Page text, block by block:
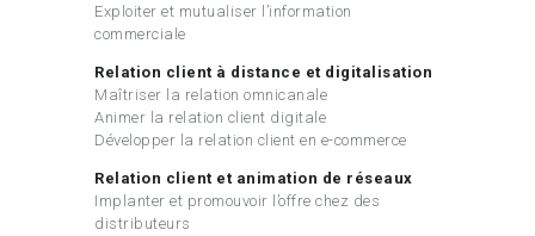
Exploiter et mutualiser l’information
commerciale
Relation client à distance et digitalisation
Maîtriser la relation omnicanale
Animer la relation client digitale
Développer la relation client en e-commerce
Relation client et animation de réseaux
Implanter et promouvoir l’offre chez des
distributeurs